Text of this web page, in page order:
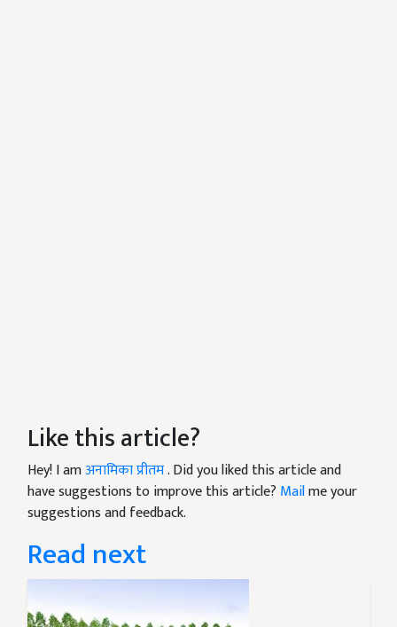
Like this article?
Hey! I amअनामिका प्रीतम. Did you liked this article and
have suggestions to improve this article? Mailme your
suggestions and feedback.
Read next